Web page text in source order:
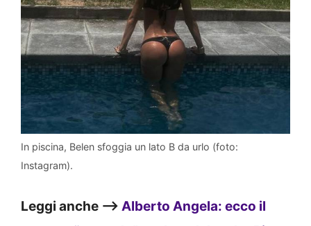
In piscina, Belen sfoggia un lato B da urlo (foto:
Instagram).
Leggi anche –> Alberto Angela: ecco il